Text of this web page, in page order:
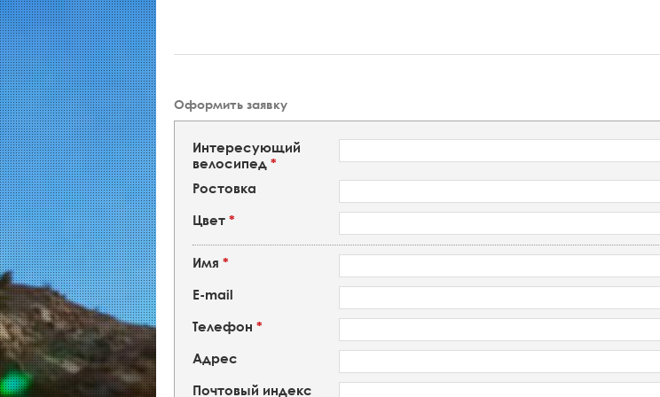
Оформить заявку
Интересующий
велосипед *
Ростовка
Цвет *
Имя *
E-mail
Телефон *
Адрес
Почтовый индекс